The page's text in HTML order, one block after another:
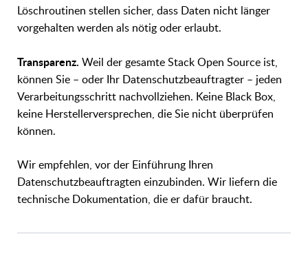
Löschroutinen stellen sicher, dass Daten nicht länger
vorgehalten werden als nötig oder erlaubt.
Transparenz. Weil der gesamte Stack Open Source ist,
können Sie – oder Ihr Datenschutzbeauftragter – jeden
Verarbeitungsschritt nachvollziehen. Keine Black Box,
keine Herstellerversprechen, die Sie nicht überprüfen
können.
Wir empfehlen, vor der Einführung Ihren
Datenschutzbeauftragten einzubinden. Wir liefern die
technische Dokumentation, die er dafür braucht.